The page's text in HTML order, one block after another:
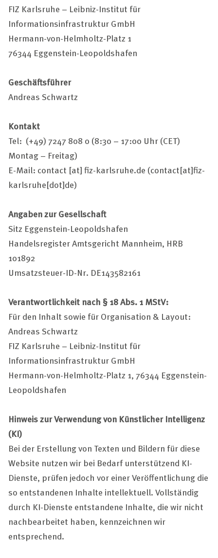
FIZ Karlsruhe – Leibniz-Institut für
Informationsinfrastruktur GmbH
Hermann-von-Helmholtz-Platz 1
76344 Eggenstein-Leopoldshafen
Geschäftsführer
Andreas Schwartz
Kontakt
Tel: (+49) 7247 808 0 (8:30 – 17:00 Uhr (CET)
Montag – Freitag)
E-Mail: contact [at]fiz-karlsruhe.de (contact[at]fiz-
karlsruhe[dot]de)
Angaben zur Gesellschaft
Sitz Eggenstein-Leopoldshafen
Handelsregister Amtsgericht Mannheim, HRB
101892
Umsatzsteuer-ID-Nr. DE143582161
Verantwortlichkeit nach § 18 Abs. 1 MStV:
Für den Inhalt sowie für Organisation & Layout:
Andreas Schwartz
FIZ Karlsruhe – Leibniz-Institut für
Informationsinfrastruktur GmbH
Hermann-von-Helmholtz-Platz 1, 76344 Eggenstein-
Leopoldshafen
Hinweis zur Verwendung von Künstlicher Intelligenz
(KI)
Bei der Erstellung von Texten und Bildern für diese
Website nutzen wir bei Bedarf unterstützend KI-
Dienste, prüfen jedoch vor einer Veröffentlichung die
so entstandenen Inhalte intellektuell. Vollständig
durch KI-Dienste entstandene Inhalte, die wir nicht
nachbearbeitet haben, kennzeichnen wir
entsprechend.